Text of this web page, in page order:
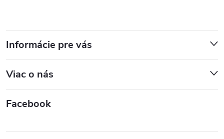
Informácie pre vás
Viac o nás
Facebook